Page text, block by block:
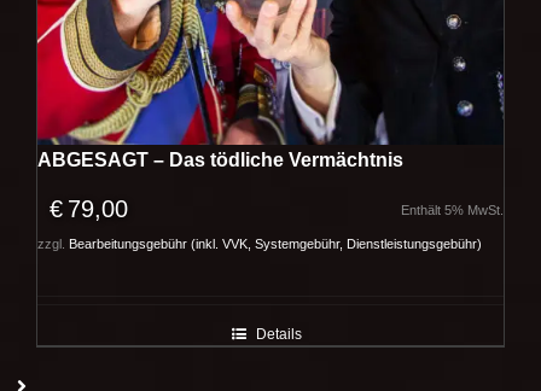
ABGESAGT – Das tödliche Vermächtnis
€ 79,00 Enthält 5% MwSt.
zzgl. Bearbeitungsgebühr (inkl. VVK, Systemgebühr, Dienstleistungsgebühr)
Details